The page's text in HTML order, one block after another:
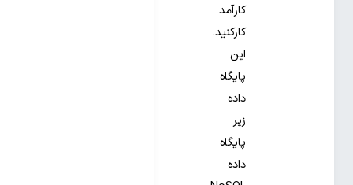
کارآمد
کارکنید.
این
پایگاه
داده
زیر
پایگاه
داده